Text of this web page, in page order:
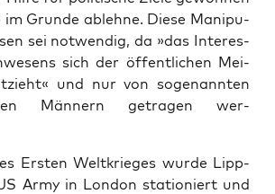
im Grun­de ableh­ne. Die­se Mani­pu­
sei not­wen­dig, da »das Inter­es­
sich der öffent­li­chen Mei­
und nur von soge­nann­ten
Män­nern getra­gen wer­
Ers­ten Welt­krie­ges wur­de Lipp­
Army in Lon­don sta­tio­niert und